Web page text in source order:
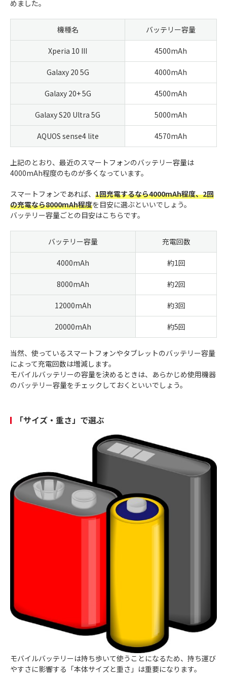
めました。
機種名 バッテリー容量
Xperia 10 III 4500mAh
Galaxy 20 5G 4000mAh
Galaxy 20+ 5G 4500mAh
Galaxy S20 Ultra 5G 5000mAh
AQUOS sense4 lite 4570mAh
上記のとおり、最近のスマートフォンのバッテリー容量は
4000mAh程度のものが多くなっています。
スマートフォンであれば、 1回充電するなら4000mAh程度、2回
の充電なら8000mAh程度を目安に選ぶといいでしょう。
バッテリー容量ごとの目安はこちらです。
バッテリー容量 充電回数
4000mAh 約1回
8000mAh 約2回
12000mAh 約3回
20000mAh 約5回
当然、使っているスマートフォンやタブレットのバッテリー容量
によって充電回数は増減します。
モバイルバッテリーの容量を決めるときは、あらかじめ使用機器
のバッテリー容量をチェックしておくといいでしょう。
「サイズ・重さ」で選ぶ
モバイルバッテリーは持ち歩いて使うことになるため、持ち運び
やすさに影響する「本体サイズと重さ」は重要になります。